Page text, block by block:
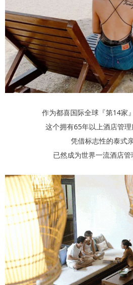
作为都喜国际全球『第14家
这个拥有65年以上酒店管
凭借标志性的泰式
已然成为世界一流酒店